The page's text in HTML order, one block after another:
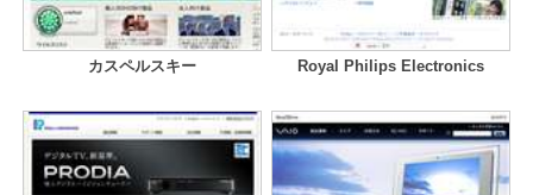
カスペルスキー Royal Philips Electronics